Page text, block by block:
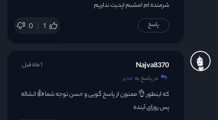
شرمنده ام امشبم اپدیت نداریم
0 1 پاسخ
Najva8370
در پاسخ به مدیر
که اینطور 👌 ممنون از پاسخ گویی و حسن توجه شما 👍 انشاله
پس روزای آینده
1 ماه قبل